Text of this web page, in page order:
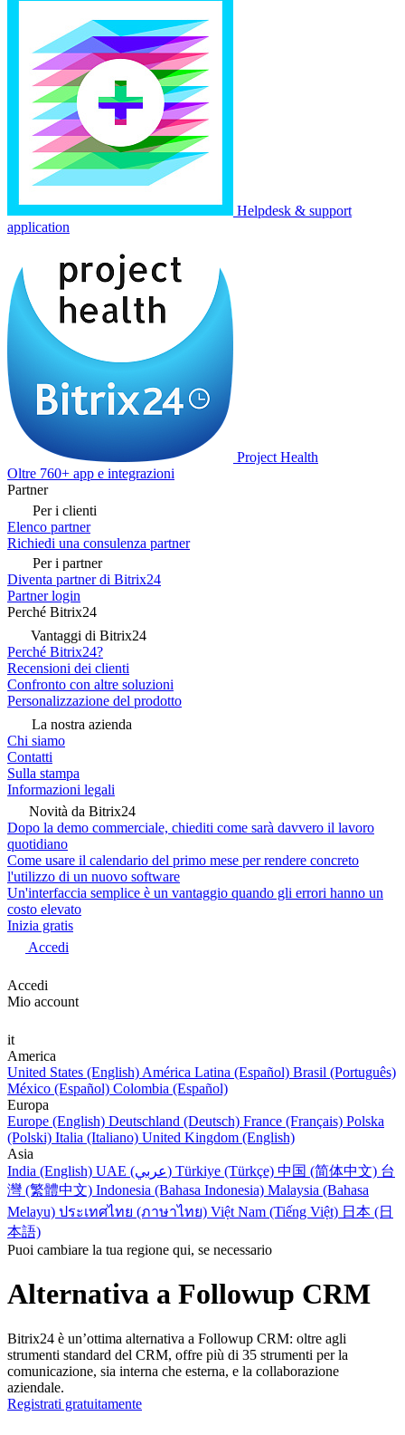
Helpdesk & support
application
Project Health
Oltre 760+ app e integrazioni
Partner
Per i clienti
Elenco partner
Richiedi una consulenza partner
Per i partner
Diventa partner di Bitrix24
Partner login
Perché Bitrix24
Vantaggi di Bitrix24
Perché Bitrix24?
Recensioni dei clienti
Confronto con altre soluzioni
Personalizzazione del prodotto
La nostra azienda
Chi siamo
Contatti
Sulla stampa
Informazioni legali
Novità da Bitrix24
Dopo la demo commerciale, chiediti come sarà davvero il lavoro
quotidiano
Come usare il calendario del primo mese per rendere concreto
l'utilizzo di un nuovo software
Un'interfaccia semplice è un vantaggio quando gli errori hanno un
costo elevato
Inizia gratis
Accedi
Accedi
Mio account
it
America
United States (English) América Latina (Español) Brasil (Português)
México (Español) Colombia (Español)
Europa
Europe (English) Deutschland (Deutsch) France (Français) Polska
(Polski) Italia (Italiano) United Kingdom (English)
Asia
India (English)
UAE (عربي) Türkiye (Türkçe) 中国 (简体中文) 台
灣 (繁體中文) Indonesia (Bahasa Indonesia) Malaysia (Bahasa
Melayu) ประเทศไทย (ภาษาไทย) Việt Nam (Tiếng Việt) 日本 (日
本語)
Puoi cambiare la tua regione qui, se necessario
Alternativa a Followup CRM
Bitrix24 è un’ottima alternativa a Followup CRM: oltre agli
strumenti standard del CRM, offre più di 35 strumenti per la
comunicazione, sia interna che esterna, e la collaborazione
aziendale.
Registrati gratuitamente